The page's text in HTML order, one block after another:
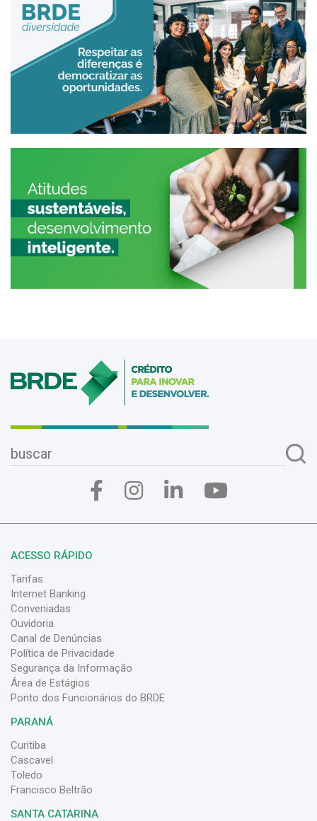
ACESSO RÁPIDO
Tarifas
Internet Banking
Conveniadas
Ouvidoria
Canal de Denúncias
Política de Privacidade
Segurança da Informação
Área de Estágios
Ponto dos Funcionários do BRDE
PARANÁ
Curitiba
Cascavel
Toledo
Francisco Beltrão
SANTA CATARINA